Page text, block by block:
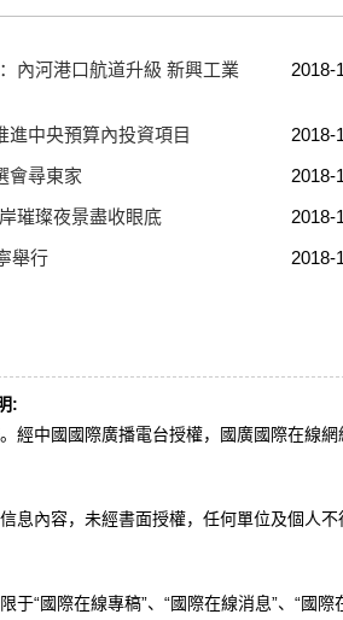
2018-
內河港口航道升級 新興工業
2018-
進中央預算內投資項目
2018-
會尋東家
2018-
璀璨夜景盡收眼底
2018-
舉行
:
經中國國際廣播電台授權，國廣國際在線
息內容，未經書面授權，任何單位及個人
于“國際在線專稿”、“國際在線消息”、“國際